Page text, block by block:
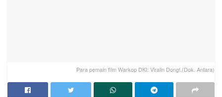
Para pemain film Warkop DKI: Viralin Dong!.(Dok. Antara)